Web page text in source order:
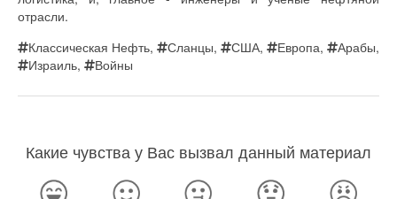
отрасли.
Классическая Нефть, Сланцы, США, Европа, Арабы,
Израиль, Войны
Какие чувства у Вас вызвал данный материал